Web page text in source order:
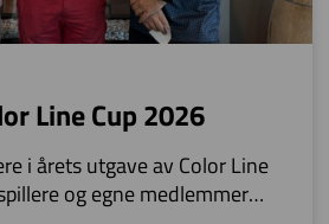
Line Cup 2026
i årets utgave av Color Line
og egne medlemmer